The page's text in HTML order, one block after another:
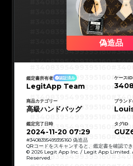
#3066123689299189
#3066123689299189
#3066123689299189
#3066123689299189
#3066123689299189
#3066123689299189
#3066123689299189
#3066123689299189
#3066123689299189
#3066123689299189
#3066123689299189
#3066123689299189
#3066123689299189
#3066123689299189
#3066123689299189
#3066123689299189
#3066123689299189
#3066123689299189
#3066123689299189
#3066123689299189
#3066123689299189
#3066123689299189
#3066123689299189
#3066123689299189
#3066123689299189
#3066123689299189
#3066123689299189
#3408395499395160
#3408395499395160
#3408395499395160
#3408395499395160
#3408395499395160
#3408395499395160
#3408395499395160
#3408395499395160
#3408395499395160
#3408395499395160
#3408395499395160
#3408395499395160
#3408395499395160
#3408395499395160
#3408395499395160
#3408395499395160
偽造品
#3408395499395160
#3408395499395160
#3408395499395160
#3408395499395160
#3408395499395160
#3408395499395160
#3408395499395160
#3408395499395160
鑑定書所有者 認証済み
LegitApp Team
ケースID
商品カテゴリー
高級ハンドバッグ
ブランド
鑑定完了日時
2024-11-20 07:29
タグID
#3408395499395160 偽造品
QRコードをスキャンすると、鑑定書を確認でき
© 2026 Legit App Inc. / Legit App Limited.
Reserved.